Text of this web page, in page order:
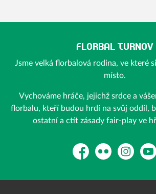
FLORBAL TURNOV
Jsme velká florbalová rodina, ve které
místo.
Vychováme hráče, jejichž srdce a
florbalu, kteří budou hrdí na svůj oddíl,
ostatní a ctít zásady fair-play ve
FacebookFlickr Instagram